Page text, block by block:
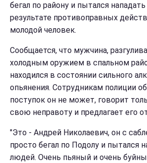
бегал по району и пытался
результате противоправных
молодой человек.
Сообщается, что мужчина,
холодным оружием в спальном
находился в состоянии сильного
опьянения. Сотрудникам полиции
поступок он не может, говорит
свою неправоту и предлагает его
"Это - Андрей Николаевич, он с
просто бегал по Подолу и пытался
людей. Очень пьяный и очень